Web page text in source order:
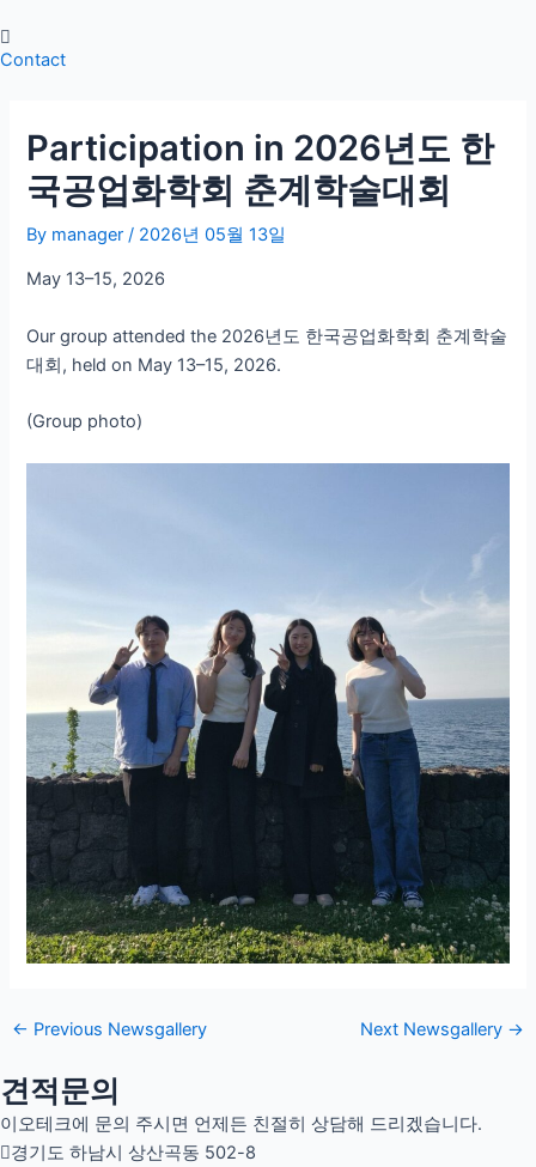
to
content
Contact
Participation in 2026년도 한
국공업화학회 춘계학술대회
By manager/ 2026년 05월 13일
May 13–15, 2026
Our group attended the 2026년도 한국공업화학회 춘계학술
대회, held on May 13–15, 2026.
(Group photo)
navigation
← Previous Newsgallery Next Newsgallery →
견적문의
이오테크에 문의 주시면 언제든 친절히 상담해 드리겠습니다.
경기도 하남시 상산곡동 502-8